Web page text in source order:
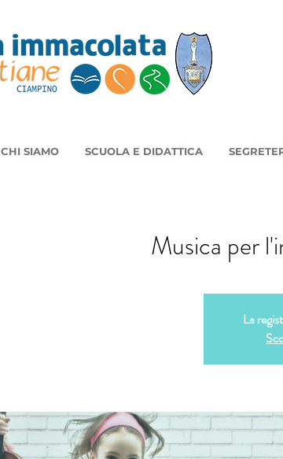
CHI SIAMO SCUOLA E DIDATTICA
Musica per
La